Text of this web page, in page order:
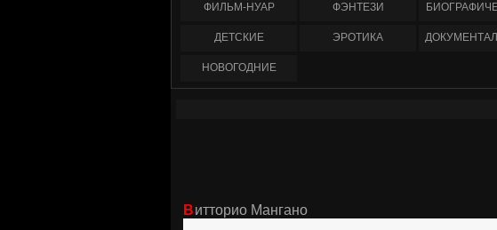
ФИЛЬМ-НУАР ФЭНТЕЗИ
ДЕТСКИЕ ЭРОТИКА
НОВОГОДНИЕ
Витторио Мангано